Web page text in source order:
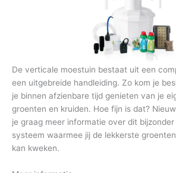
De verticale moestuin bestaat uit een
een uitgebreide handleiding. Zo kom je
je binnen afzienbare tijd genieten van je
groenten en kruiden. Hoe fijn is dat?
je graag meer informatie over dit
systeem waarmee jij de lekkerste
kan kweken.